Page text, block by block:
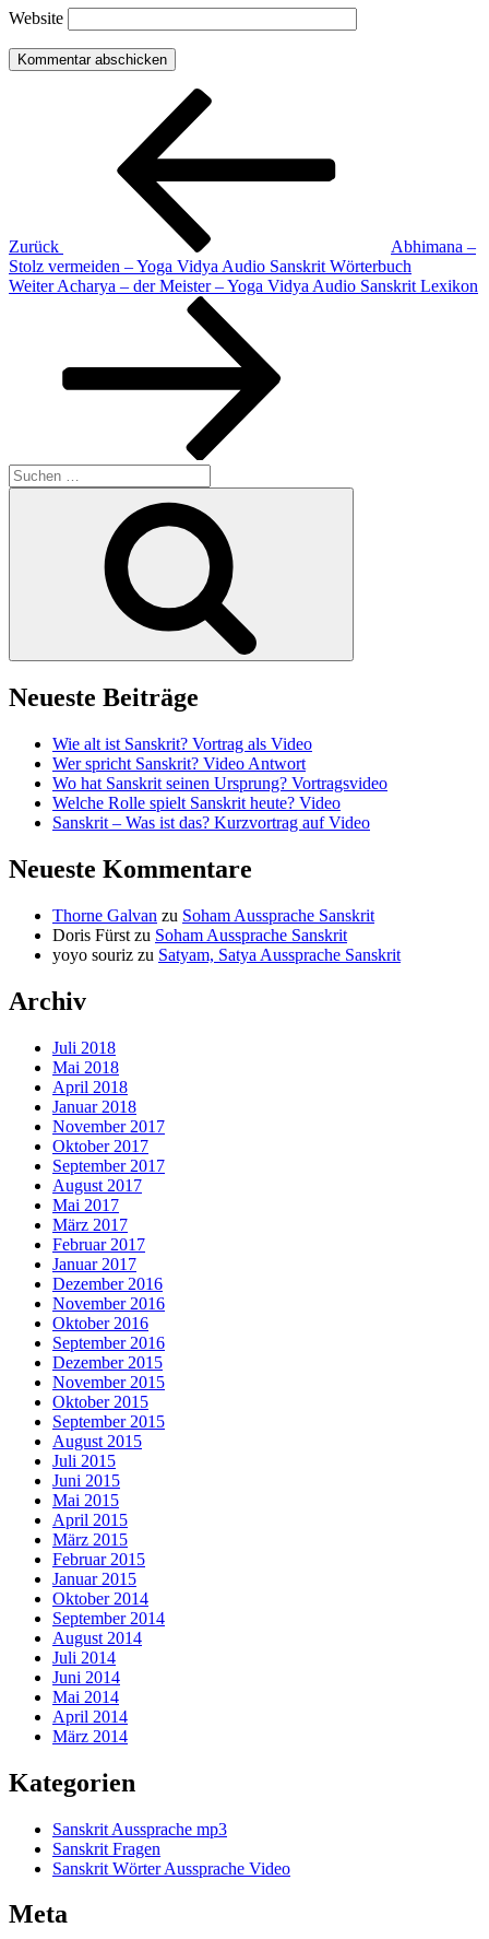
Website
Beitragsnavigation
Zurück
Abhimana –
Stolz vermeiden – Yoga Vidya Audio Sanskrit Wörterbuch
Nächster
Weiter Acharya – der Meister – Yoga Vidya Audio Sanskrit Lexikon
Suchen
nach:
Neueste Beiträge
Wie alt ist Sanskrit? Vortrag als Video
Wer spricht Sanskrit? Video Antwort
Wo hat Sanskrit seinen Ursprung? Vortragsvideo
Welche Rolle spielt Sanskrit heute? Video
Sanskrit – Was ist das? Kurzvortrag auf Video
Neueste Kommentare
Thorne Galvan zu Soham Aussprache Sanskrit
Doris Fürst zu Soham Aussprache Sanskrit
yoyo souriz zu Satyam, Satya Aussprache Sanskrit
Archiv
Juli 2018
Mai 2018
April 2018
Januar 2018
November 2017
Oktober 2017
September 2017
August 2017
Mai 2017
März 2017
Februar 2017
Januar 2017
Dezember 2016
November 2016
Oktober 2016
September 2016
Dezember 2015
November 2015
Oktober 2015
September 2015
August 2015
Juli 2015
Juni 2015
Mai 2015
April 2015
März 2015
Februar 2015
Januar 2015
Oktober 2014
September 2014
August 2014
Juli 2014
Juni 2014
Mai 2014
April 2014
März 2014
Kategorien
Sanskrit Aussprache mp3
Sanskrit Fragen
Sanskrit Wörter Aussprache Video
Meta